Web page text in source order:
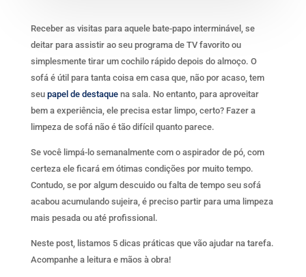
Receber as visitas para aquele bate-papo interminável, se
deitar para assistir ao seu programa de TV favorito ou
simplesmente tirar um cochilo rápido depois do almoço. O
sofá é útil para tanta coisa em casa que, não por acaso, tem
seu papel de destaquena sala. No entanto, para aproveitar
bem a experiência, ele precisa estar limpo, certo? Fazer a
limpeza de sofá não é tão difícil quanto parece.
Se você limpá-lo semanalmente com o aspirador de pó, com
certeza ele ficará em ótimas condições por muito tempo.
Contudo, se por algum descuido ou falta de tempo seu sofá
acabou acumulando sujeira, é preciso partir para uma limpeza
mais pesada ou até profissional.
Neste post, listamos 5 dicas práticas que vão ajudar na tarefa.
Acompanhe a leitura e mãos à obra!